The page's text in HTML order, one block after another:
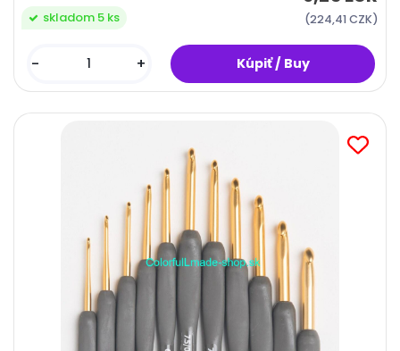
(224,41 CZK)
skladom 5 ks
- +